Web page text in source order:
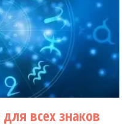
всех знаков